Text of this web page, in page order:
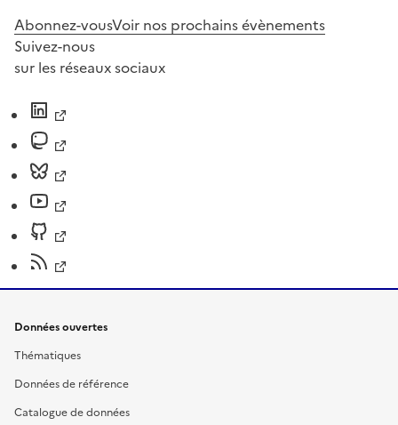
Abonnez-vousVoir nos prochains évènements
Suivez-nous
sur les réseaux sociaux
Données ouvertes
Thématiques
Données de référence
Catalogue de données